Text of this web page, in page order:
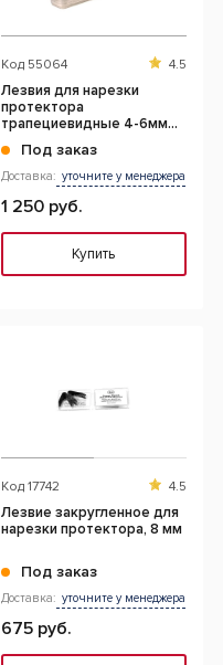
Код 55064 4.5
Лезвия для нарезки
протектора
трапециевидные 4-6мм
Под заказ
Доставка: уточните у менеджера
1 250 руб.
Купить
Код 17742 4.5
Лезвие закругленное для
нарезки протектора, 8 мм
Под заказ
Доставка: уточните у менеджера
675 руб.